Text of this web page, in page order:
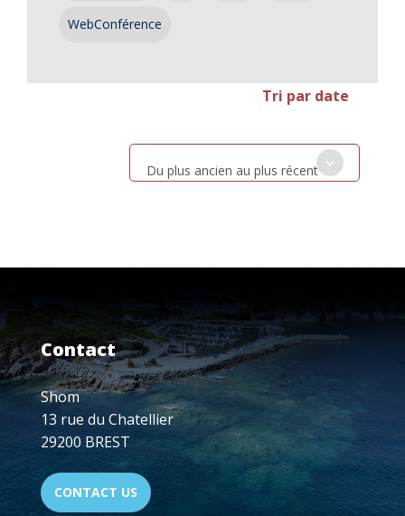
WebConférence
Tri par date
Du plus ancien au plus récent
Contact
Shom
13 rue du Chatellier
29200 BREST
CONTACT US